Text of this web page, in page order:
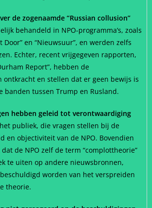
de zogenaamde “Russian collusion”
behandeld in NPO-programma’s, zoals
Door” en “Nieuwsuur”, en werden zelfs
Echter, recent vrijgegeven rapporten,
Report”, hebben de
ontkracht en stellen dat er geen bewijs is
banden tussen Trump en Rusland.
hebben geleid tot verontwaardiging
publiek, die vragen stellen bij de
en objectiviteit van de NPO. Bovendien
de NPO zelf de term “complottheorie”
te uiten op andere nieuwsbronnen,
worden van het verspreiden
theorie.